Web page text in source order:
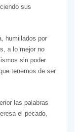
sus
humillados por
a lo mejor no
sin poder
tenemos de ser
las palabras
el pecado,